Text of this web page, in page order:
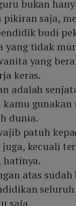
bukan
pikiran saja,
budi
yang tidak
yang
keras.
adalah
kamu
dunia.
patuh
kecuali
hatinya.
atas
saja.